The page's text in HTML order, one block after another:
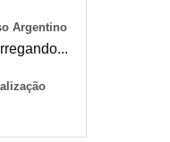
Argentino